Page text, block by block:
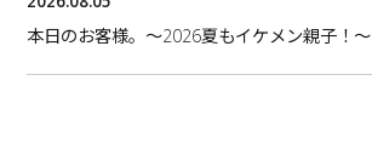
本日のお客様。〜2026夏もイケメン親子！〜